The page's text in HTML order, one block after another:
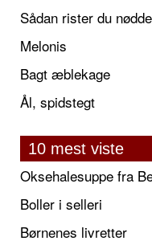
Sådan rister du
Melonis
Bagt æblekage
Ål, spidstegt
10 mest viste
Oksehalesuppe fra
Boller i selleri
Børnenes livretter